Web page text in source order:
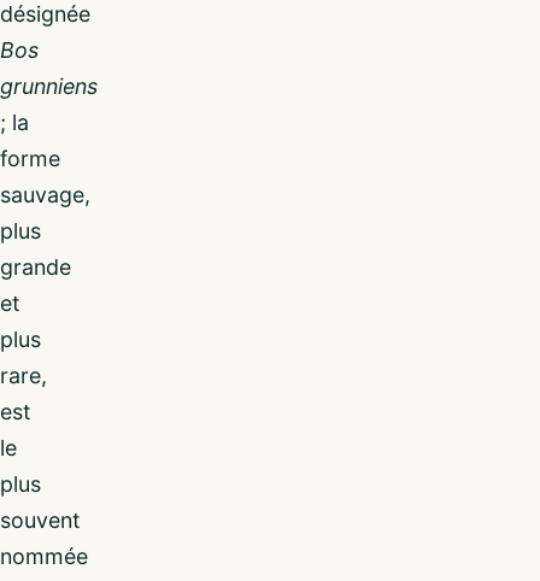
désignée
Bos
grunniens
; la
forme
sauvage,
plus
grande
et
plus
rare,
est
le
plus
souvent
nommée